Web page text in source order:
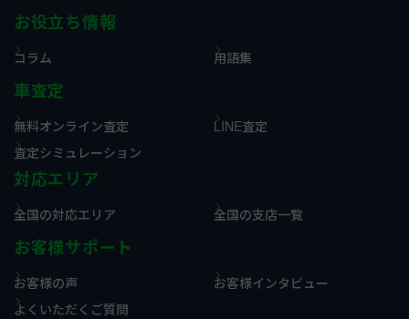
お役立ち情報
コラム 用語集
車査定
無料オンライン査定
LINE査定
査定シミュレーション
対応エリア
全国の対応エリア 全国の支店一覧
お客様サポート
お客様の声
お客様インタビュー
よくいただくご質問